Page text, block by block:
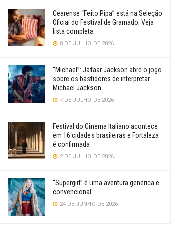
Cearense “Feito Pipa” está na Seleção
Oficial do Festival de Gramado; Veja
lista completa
8 DE JULHO DE 2026
“Michael”: Jafaar Jackson abre o jogo
sobre os bastidores de interpretar
Michael Jackson
7 DE JULHO DE 2026
Festival do Cinema Italiano acontece
em 16 cidades brasileiras e Fortaleza
é confirmada
2 DE JULHO DE 2026
“Supergirl” é uma aventura genérica e
convencional
24 DE JUNHO DE 2026